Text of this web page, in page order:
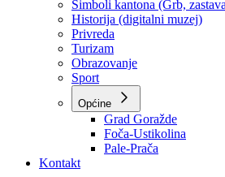
O kantonu
O kantonu
Simboli kantona (Grb, zastava)
Historija (digitalni muzej)
Privreda
Turizam
Obrazovanje
Sport
Općine